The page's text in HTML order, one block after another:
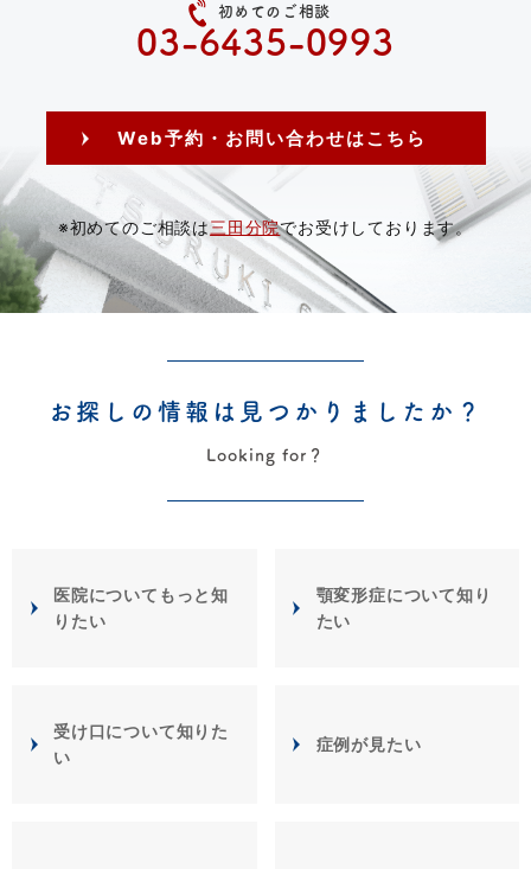
初めてのご相談
03-6435-0993
Web予約・お問い合わせはこちら
※初めてのご相談は三田分院でお受けしております。
お探しの情報は見つかりましたか？
Looking for？
医院についてもっと知
りたい
顎変形症について知り
たい
受け口について知りた
い
症例が見たい